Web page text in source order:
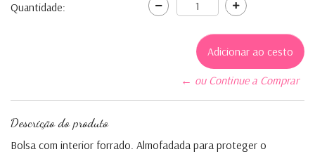
Quantidade:
← ou Continue a Comprar
Descrição do produto
Bolsa com interior forrado. Almofadada para proteger o